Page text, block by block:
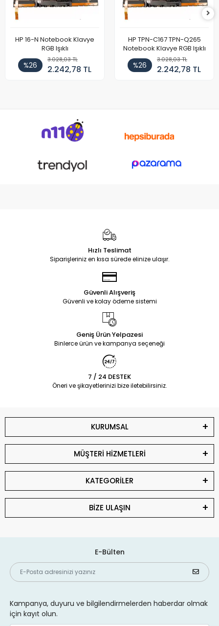
HP 16-N Notebook Klavye
RGB Işıklı
%26
3.028,03 TL
2.242,78 TL
HP TPN-C167 TPN-Q265
Notebook Klavye RGB Işıklı
%26
3.028,03 TL
2.242,78 TL
Hızlı Teslimat
Siparişleriniz en kısa sürede elinize ulaşır.
Güvenli Alışveriş
Güvenli ve kolay ödeme sistemi
Geniş Ürün Yelpazesi
Binlerce ürün ve kampanya seçeneği
7 / 24 DESTEK
Öneri ve şikayetlerinizi bize iletebilirsiniz.
KURUMSAL
MÜŞTERİ HİZMETLERİ
KATEGORİLER
BİZE ULAŞIN
E-Bülten
Kampanya, duyuru ve bilgilendirmelerden haberdar olmak
için kayıt olun.